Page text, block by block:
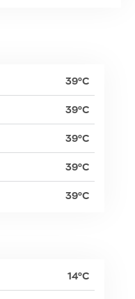
39°C
39°C
39°C
39°C
39°C
14°C